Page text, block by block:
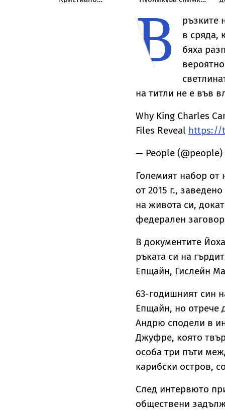
Формула 1“ Люис
Хамилтън
В
ръзките
в сряда,
бяха
на титли не е във
Why King Charles
Files Reveal https://
— People (@people)
Големият набор от
от 2015 г.,
на живота си,
федерален
В документите
ръката си на
Епщайн, Гислейн
63-годишният син
Епщайн, но отрече
Андрю сподели в
Джуфре, която
особа три пъти
карибски остров,
След интервюто
обществени